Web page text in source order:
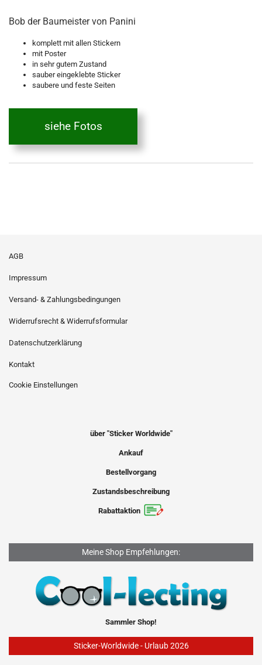
Bob der Baumeister von Panini
komplett mit allen Stickern
mit Poster
in sehr gutem Zustand
sauber eingeklebte Sticker
saubere und feste Seiten
siehe Fotos
AGB
Impressum
Versand- & Zahlungsbedingungen
Widerrufsrecht & Widerrufsformular
Datenschutzerklärung
Kontakt
Cookie Einstellungen
über "Sticker Worldwide"
Ankauf
Bestellvorgang
Zustandsbeschreibung
Rabattaktion
Meine Shop Empfehlungen:
Sammler Shop!
Sticker-Worldwide - Urlaub 2026